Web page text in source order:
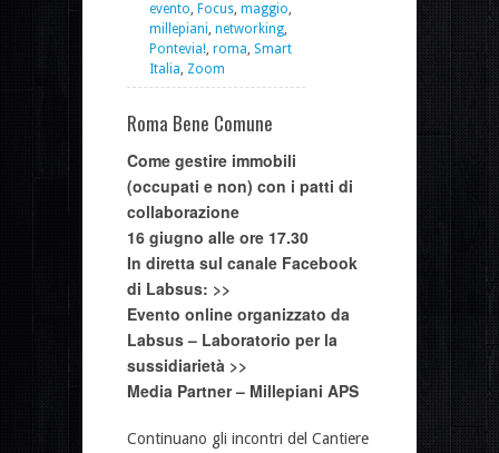
evento, Focus, maggio,
millepiani, networking,
Pontevia!, roma, Smart
Italia, Zoom
Roma Bene Comune
Come gestire immobili
(occupati e non) con i patti di
collaborazione
16 giugno alle ore 17.30
In diretta sul canale Facebook
di Labsus: >>
Evento online organizzato da
Labsus – Laboratorio per la
sussidiarietà >>
Media Partner – Millepiani APS
Continuano gli incontri del Cantiere